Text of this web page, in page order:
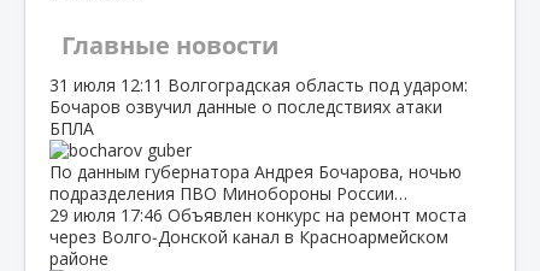
Главные новости
31 июля 12:11 Волгоградская область под ударом:
Бочаров озвучил данные о последствиях атаки
БПЛА
По данным губернатора Андрея Бочарова, ночью
подразделения ПВО Минобороны России…
29 июля 17:46 Объявлен конкурс на ремонт моста
через Волго‑Донской канал в Красноармейском
районе